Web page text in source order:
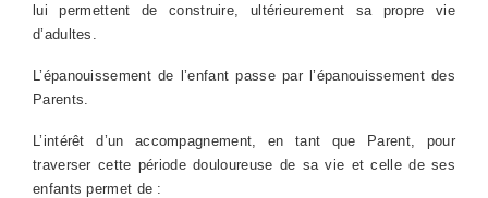
lui permettent de construire, ultérieurement sa propre vie
d’adultes.
L’épanouissement de l’enfant passe par l’épanouissement des
Parents.
L’intérêt d’un accompagnement, en tant que Parent, pour
traverser cette période douloureuse de sa vie et celle de ses
enfants permet de :